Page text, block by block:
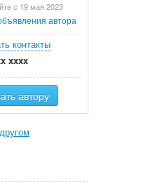
с 19 мая 2023
автора
контакты
xxxx
автору